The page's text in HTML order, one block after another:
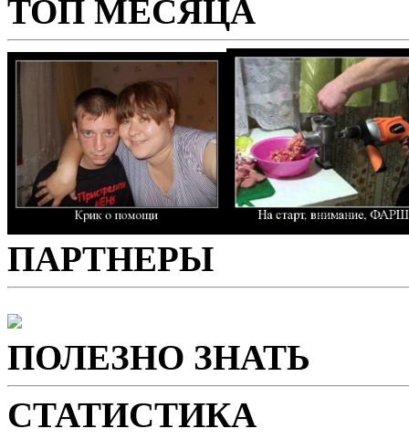
ТОП МЕСЯЦА
ПАРТНЕРЫ
ПОЛЕЗНО ЗНАТЬ
СТАТИСТИКА